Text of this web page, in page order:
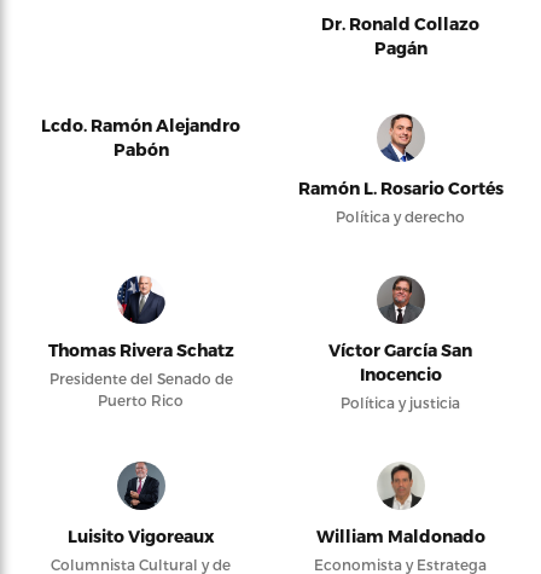
Dr. Ronald Collazo
Pagán
Lcdo. Ramón Alejandro
Pabón
Ramón L. Rosario Cortés
Política y derecho
Thomas Rivera Schatz
Presidente del Senado de
Puerto Rico
Víctor García San
Inocencio
Política y justicia
Luisito Vigoreaux
Columnista Cultural y de
William Maldonado
Economista y Estratega